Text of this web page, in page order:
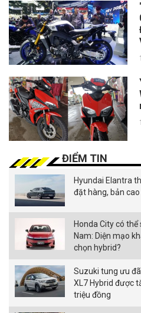
ĐIỂM TIN
Hyundai Elantra
đặt hàng, bản
Honda City có
Nam: Diện mạo
chọn hybrid?
Suzuki tung ưu
XL7 Hybrid được
triệu đồng